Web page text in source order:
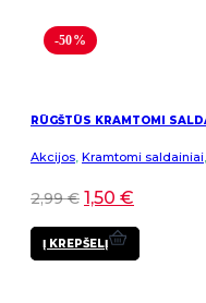
-50%
RŪGŠTŪS KRAMTOMI
Akcijos, Kramtomi saldainiai,
2,99€ 1,50 €
Į KREPŠELĮ